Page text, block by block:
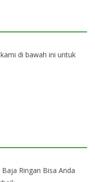
di bawah ini untuk
Ringan Bisa Anda